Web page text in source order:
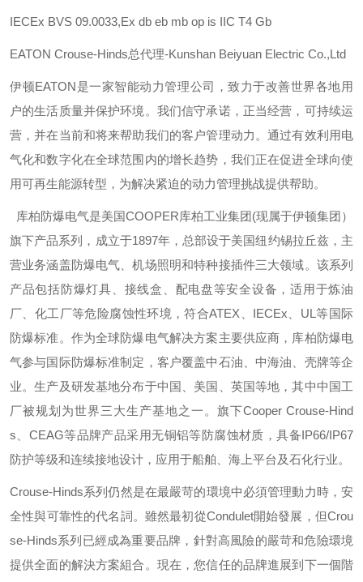
IECEx BVS 09.0033,Ex db eb mb op is IIC T4 Gb
EATON Crouse-Hinds总代理-Kunshan Beiyuan Electric Co.,Ltd
伊顿EATON是一家智能动力管理公司，致力于改善世界各地用
户的生活质量并保护环境。我们信守承诺，正当经营，可持续运
营，并在当前和将来帮助我们的客户管理动力。通过有效利用电
气化和数字化在全球范围内的增长趋势，我们正在促进全球向使
用可再生能源转型，为解决紧迫的动力管理挑战提供帮助。
库柏防爆电气是美国COOPER库柏工业集团(现属于伊顿集团）
旗下产品系列，成立于1897年，总部设于美国纽约锡拉丘兹，主
营业务涵盖防爆电气、机场照明和特种接插件三大领域。该系列
产品包括防爆灯具、接线盒、配电盘等安全设备，适用于炼油
厂、化工厂等危险腐蚀性环境，符合ATEX IECEx UL 等国际
防爆标准。作为全球防爆电气解决方案主要供应商，库柏防爆电
气参与国际防爆标准制定，客户覆盖中石油、中海油、壳牌等企
业。生产及研发基地分布于中国、美国、英国等地，其中中国工
厂被规划为世界三大生产基地之一。旗下Cooper Crouse-Hind
s
CEAG等品牌产品采用无铜铝等防腐蚀材质，具备IP66/IP67
防护等级和连续接地设计，应用于船舶、海上平台及石化行业。
Crouse-Hinds系列仍然是在最嚴苛的環境中必須管理動力時，安
全性與可靠性的代名詞。雖然最初從Condulet開始發展，但Crou
se-Hinds系列已經成為重要品牌，針對高風險的嚴苛和危險環境
提供全面的解決方案組合。現在，您信任的品牌進展到下一個階